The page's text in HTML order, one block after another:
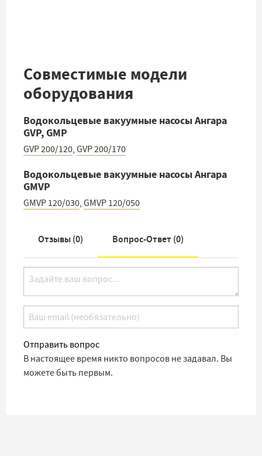
Совместимые модели
оборудования
Водокольцевые вакуумные насосы Ангара
GVP, GMP
GVP 200/120, GVP 200/170
Водокольцевые вакуумные насосы Ангара
GMVP
GMVP 120/030, GMVP 120/050
Отзывы (0) Вопрос-Ответ (0)
Отправить вопрос
В настоящее время никто вопросов не задавал. Вы
можете быть первым.